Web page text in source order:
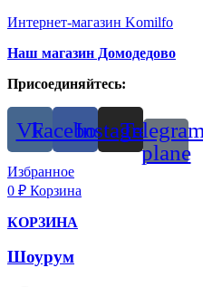
Интернет-магазин Komilfo
Наш магазин Домодедово
Присоединяйтесь:
VkFacebookInstagram
plane
Избранное
0 ₽ Корзина
КОРЗИНА
Шоурум